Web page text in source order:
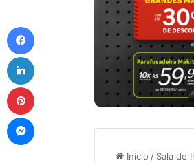
Início / Sala de